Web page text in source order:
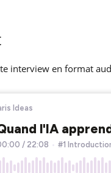
interview en format